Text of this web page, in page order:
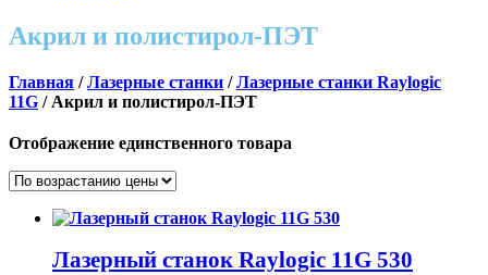
Акрил и полистирол-ПЭТ
Главная /Лазерные станки /Лазерные станки Raylogic
11G / Акрил и полистирол-ПЭТ
Отображение единственного товара
Лазерный станок Raylogic 11G 530